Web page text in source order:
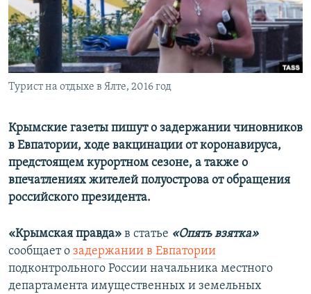
ПОБЕДИТЕЛЕЙ НЕ СУДЯТ?
КРЫМ.НЕПОКОРЕННЫЙ
ELIFBE
УКРАИНСКАЯ ПРОБЛЕМА КРЫМА
ПРИСОЕДИНЯЙТЕСЬ!
Турист на отдыхе в Ялте, 2016 год
Крымские газеты пишут о задержании чиновников
в Евпатории, ходе вакцинации от коронавируса,
предстоящем курортном сезоне, а также о
впечатлениях жителей полуострова от обращения
российского президента.
«Крымская правда» в статье «Опять взятка»
сообщает о задержании в Евпатории
подконтрольного России начальника местного
департамента имущественных и земельных